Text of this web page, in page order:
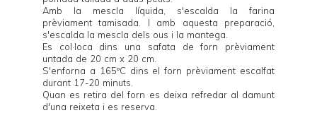
Amb la mescla líquida, s'escalda la farina
prèviament tamisada. I amb aquesta preparació,
s'escalda la mescla dels ous i la mantega.
Es col·loca dins una safata de forn prèviament
untada de 20 cm x 20 cm.
S'enforna a 165ºC dins el forn prèviament escalfat
durant 17-20 minuts.
Quan es retira del forn es deixa refredar al damunt
d'una reixeta i es reserva.